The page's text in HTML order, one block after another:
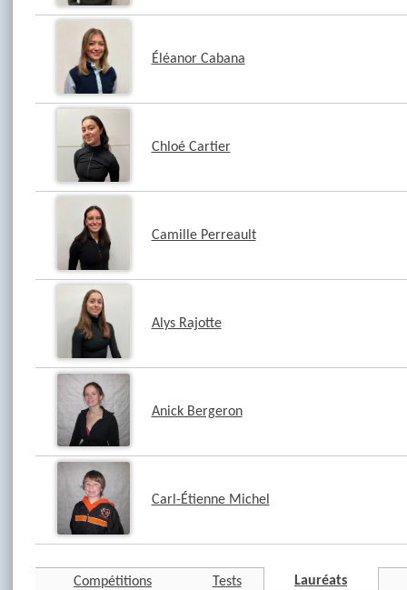
Éléanor Cabana
Chloé Cartier
Camille Perreault
Alys Rajotte
Anick Bergeron
Carl-Étienne Michel
Compétitions Tests Lauréats